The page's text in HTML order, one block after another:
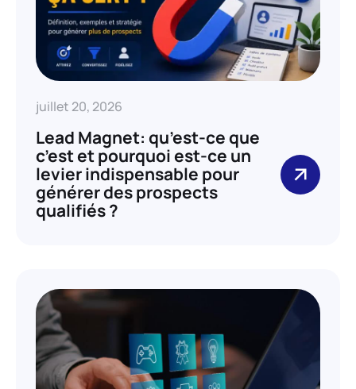
juillet 20, 2026
Lead Magnet: qu’est-ce que
c’est et pourquoi est-ce un
levier indispensable pour
générer des prospects
qualifiés ?